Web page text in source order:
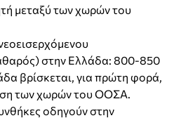
μεταξύ των χωρών του
στην Ελλάδα: 800-850
βρίσκεται, για πρώτη φορά,
των χωρών του ΟΟΣΑ.
οδηγούν στην